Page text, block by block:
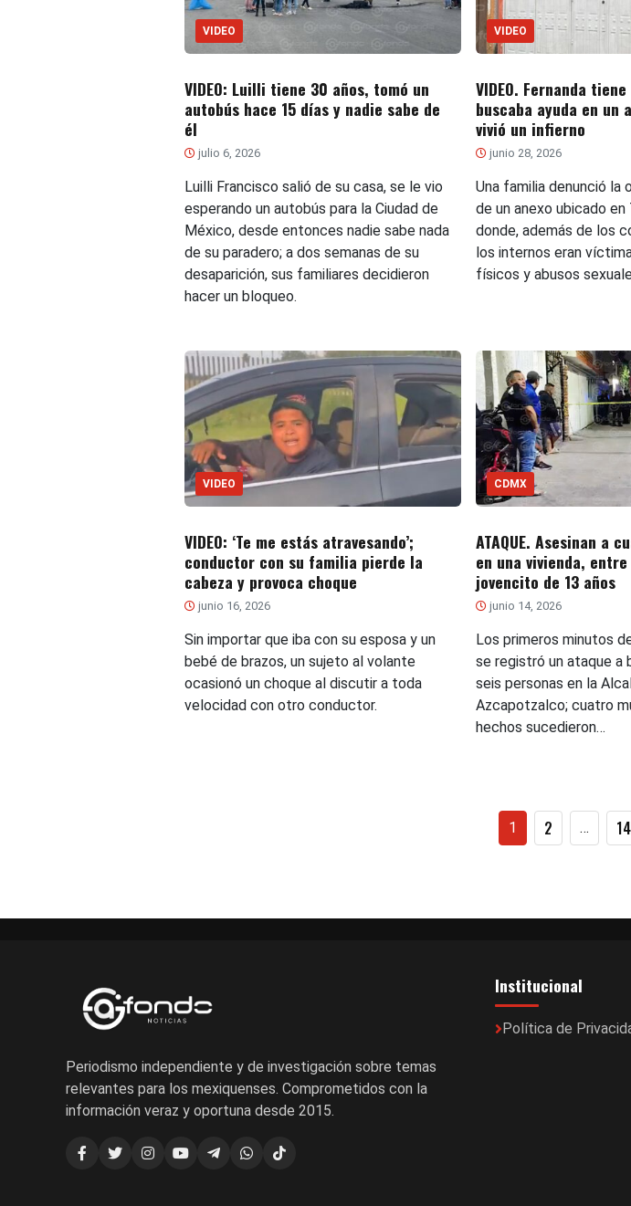
VIDEO
VIDEO: Luilli tiene 30 años, tomó un
autobús hace 15 días y nadie sabe de
él
julio 6, 2026
Luilli Francisco salió de su casa, se le vio
esperando un autobús para la Ciudad de
México, desde entonces nadie sabe nada
de su paradero; a dos semanas de su
desaparición, sus familiares decidieron
hacer un bloqueo.
VIDEO
VIDEO. Fernanda
buscaba ayuda en un
vivió un infierno
junio 28, 2026
Una familia denunció la
de un anexo ubicado
donde, además de los
los internos eran
físicos y abusos
VIDEO
VIDEO: ‘Te me estás atravesando’;
conductor con su familia pierde la
cabeza y provoca choque
junio 16, 2026
Sin importar que iba con su esposa y un
bebé de brazos, un sujeto al volante
ocasionó un choque al discutir a toda
velocidad con otro conductor.
CDMX
ATAQUE. Asesinan a
en una vivienda,
jovencito de 13 años
junio 14, 2026
Los primeros minutos
se registró un ataque a
seis personas en la
Azcapotzalco; cuatro
hechos sucedieron…
1 2 … 14
Periodismo independiente y de investigación sobre temas
relevantes para los mexiquenses. Comprometidos con la
información veraz y oportuna desde 2015.
Institucional
Política de